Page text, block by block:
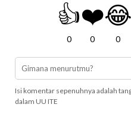
👍
0
❤️
0
😂
0
Isi komentar sepenuhnya adalah
dalam UU ITE